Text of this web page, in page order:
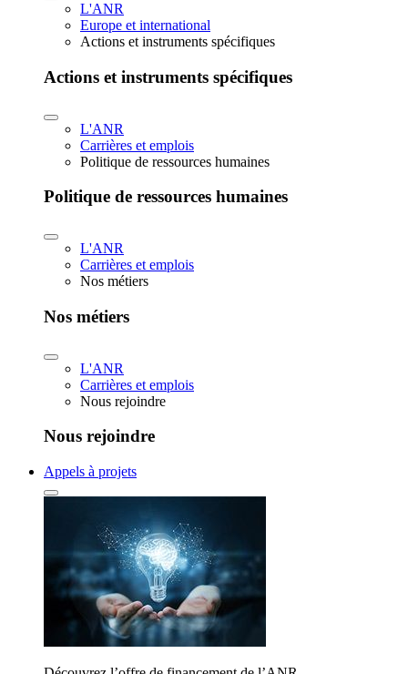
L'ANR
Europe et international
Actions et instruments spécifiques
Actions et instruments spécifiques
L'ANR
Carrières et emplois
Politique de ressources humaines
Politique de ressources humaines
L'ANR
Carrières et emplois
Nos métiers
Nos métiers
L'ANR
Carrières et emplois
Nous rejoindre
Nous rejoindre
Appels à projets